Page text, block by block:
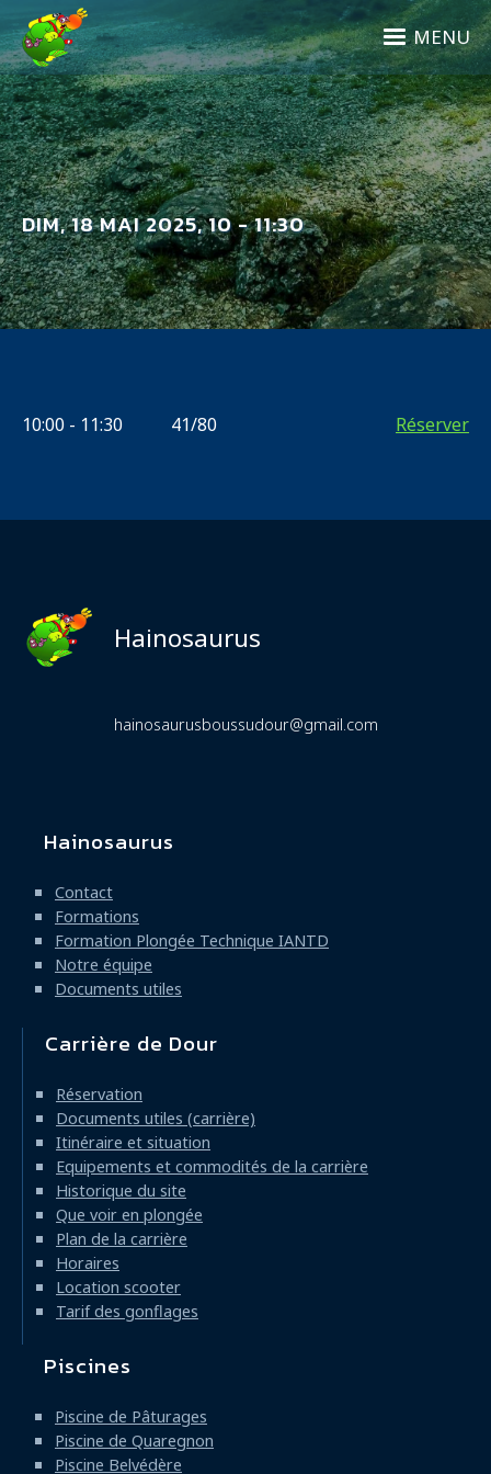
Aller
au
contenu
principal
MENU
DIM, 18 MAI 2025, 10 - 11:30
10:00 - 11:30 41/80 Réserver
Hainosaurus
hainosaurusboussudour@gmail.com
Navigation
principale
Hainosaurus
Contact
Formations
Formation Plongée Technique IANTD
Notre équipe
Documents utiles
Carrière de Dour
Réservation
Documents utiles (carrière)
Itinéraire et situation
Equipements et commodités de la carrière
Historique du site
Que voir en plongée
Plan de la carrière
Horaires
Location scooter
Tarif des gonflages
Piscines
Piscine de Pâturages
Piscine de Quaregnon
Piscine Belvédère